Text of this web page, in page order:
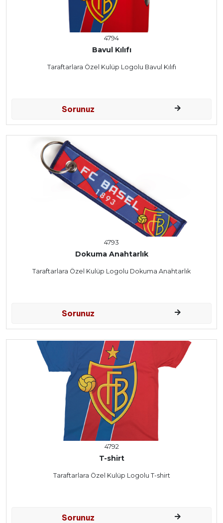
4794
Bavul Kılıfı
Taraftarlara Özel Kulüp Logolu Bavul Kılıfı
Sorunuz
4793
Dokuma Anahtarlık
Taraftarlara Özel Kulüp Logolu Dokuma Anahtarlık
Sorunuz
4792
T-shirt
Taraftarlara Özel Kulüp Logolu T-shirt
Sorunuz